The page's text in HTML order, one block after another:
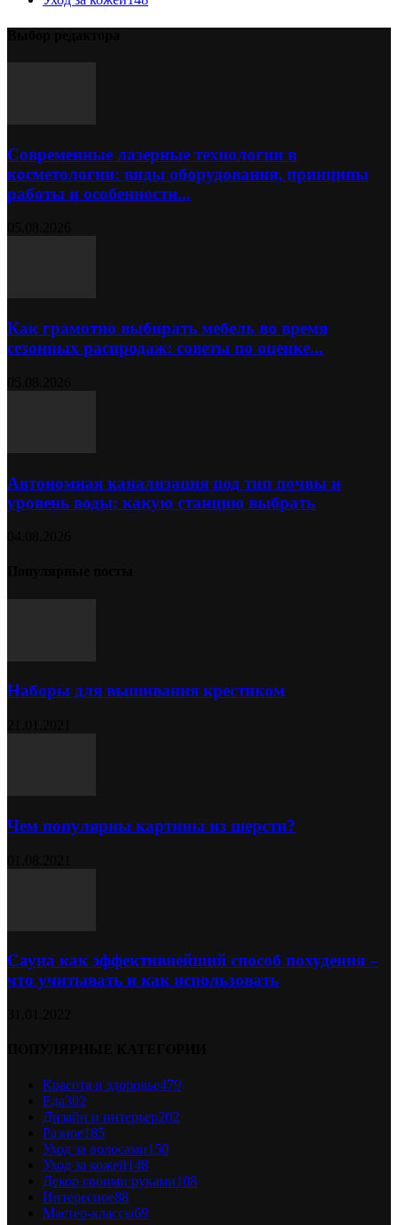
Современные лазерные технологии в
косметологии: виды оборудования, принципы
работы и особенности...
Как грамотно выбирать мебель во время
сезонных распродаж: советы по оценке...
Автономная канализация под тип почвы и
уровень воды: какую станцию выбрать
Наборы для вышивания крестиком
Чем популярны картины из шерсти?
Сауна как эффективнейший способ похудения –
что учитывать и как использовать
Красота и здоровье479
Еда302
Дизайн и интерьер202
Разное185
Уход за волосами150
Уход за кожей148
Декор своими руками108
Интересное88
Мастер-классы69